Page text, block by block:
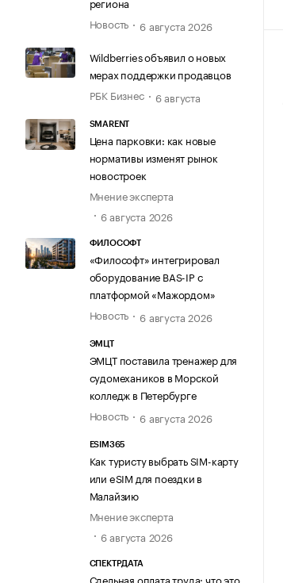
Новость
6 августа 2026
Wildberries объявил о новых
мерах поддержки продавцов
РБК Бизнес
6 августа
SMARENT
Цена парковки: как новые
нормативы изменят рынок
новостроек
Мнение эксперта
6 августа 2026
ФИЛОСОФТ
«Философт» интегрировал
оборудование BAS-IP с
платформой «Мажордом»
Новость
6 августа 2026
ЭМЦТ
ЭМЦТ поставила тренажер для
судомехаников в Морской
колледж в Петербурге
Новость
6 августа 2026
ESIM365
Как туристу выбрать SIM-карту
или eSIM для поездки в
Малайзию
Мнение эксперта
6 августа 2026
СПЕКТРДАТА
Сдельная оплата труда: что это